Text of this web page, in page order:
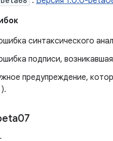
синтаксического
подписи,
предупреждение,
).